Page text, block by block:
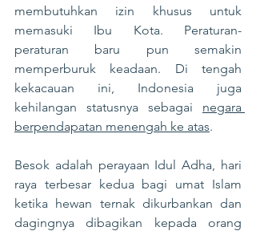
membutuhkan izin khusus untuk
memasuki Ibu Kota. Peraturan-
peraturan baru pun semakin
memperburuk keadaan. Di tengah
kekacauan ini, Indonesia juga
kehilangan statusnya sebagai negara
berpendapatan menengah ke atas.
Besok adalah perayaan Idul Adha, hari
raya terbesar kedua bagi umat Islam
ketika hewan ternak dikurbankan dan
dagingnya dibagikan kepada orang